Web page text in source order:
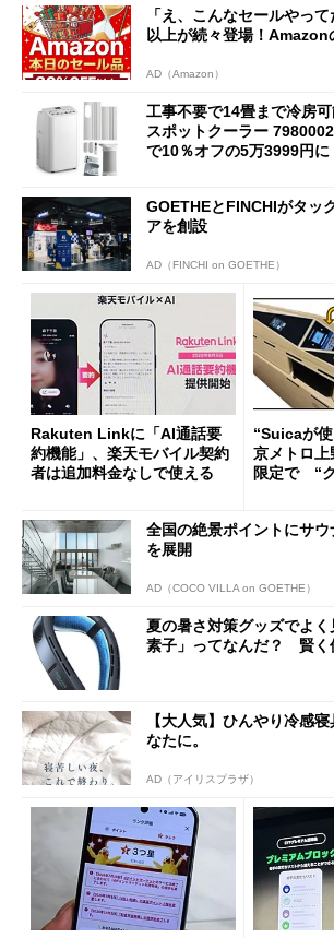
「え、こんなセールやっ
以上が続々登場！Amazon
AD（Amazon）
工事不要で14畳まで冷房
スポットクーラー
で10％オフの5万3999円に
GOETHEとFINCHIがタッ
アを創設
AD（FINCHI on GOETHE）
Rakuten Linkに「AI通話要
約機能」、楽天モバイル契約
者は追加料金なしで使える
“Suicaが
京メトロ
限定で “
全国の絶景ポイントにサ
を展開
AD（COCO VILLA on GOETHE）
夏の暑さ対策グッズでよ
素子」ってなんだ？ 賢く
【大人気】ひんやり冷感
なたに。
AD（アイリスプラザ）